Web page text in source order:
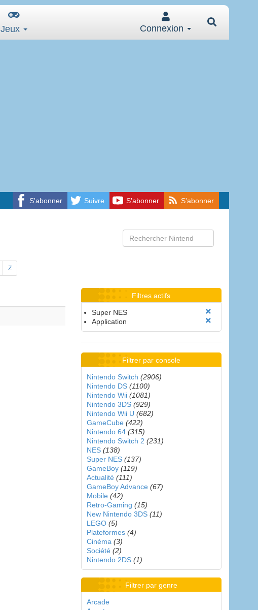
Jeux Connexion
S'abonner Suivre S'abonner S'abonner
Z
Filtres actifs
Super NES
Application
Filtrer par console
Nintendo Switch (2906)
Nintendo DS (1100)
Nintendo Wii (1081)
Nintendo 3DS (929)
Nintendo Wii U (682)
GameCube (422)
Nintendo 64 (315)
Nintendo Switch 2 (231)
NES (138)
Super NES (137)
GameBoy (119)
Actualité (111)
GameBoy Advance (67)
Mobile (42)
Retro-Gaming (15)
New Nintendo 3DS (11)
LEGO (5)
Plateformes (4)
Cinéma (3)
Société (2)
Nintendo 2DS (1)
Filtrer par genre
Arcade